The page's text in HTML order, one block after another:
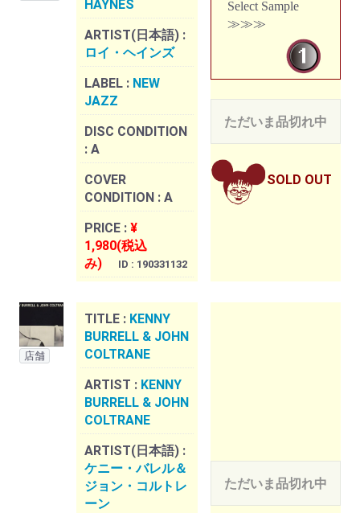
HAYNES
ARTIST(日本語) :
ロイ・ヘインズ
LABEL : NEW
JAZZ
DISC CONDITION
: A
COVER
CONDITION : A
PRICE : ¥
1,980(税込
み)
ID : 190331132
Select Sample
≫≫≫
ただいま品切れ中
SOLD OUT
店舗
TITLE : KENNY
BURRELL & JOHN
COLTRANE
ARTIST : KENNY
BURRELL & JOHN
COLTRANE
ARTIST(日本語) :
ケニー・バレル＆
ジョン・コルトレ
ーン
ただいま品切れ中